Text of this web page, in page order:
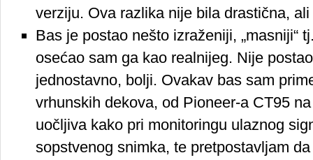
verziju. Ova razlika nije bila drastična,
Bas je postao nešto izraženiji, „masniji“
osećao sam ga kao realnijeg. Nije
jednostavno, bolji. Ovakav bas sam
vrhunskih dekova, od Pioneer-a CT95
uočljiva kako pri monitoringu ulaznog
sopstvenog snimka, te pretpostavljam